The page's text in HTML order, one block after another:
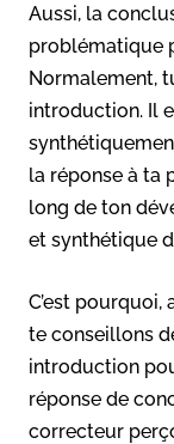
Aussi, la
problématique
Normalement,
introduction. Il
la réponse à ta
long de ton
et synthétique
C’est
te conseillons
introduction
réponse de
correcteur